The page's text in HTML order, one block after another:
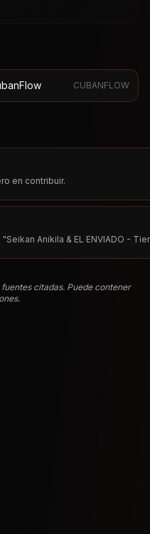
CUBANFLOW
en contribuir.
"Seikan Anikila & EL ENVIADO -
citadas. Puede contener